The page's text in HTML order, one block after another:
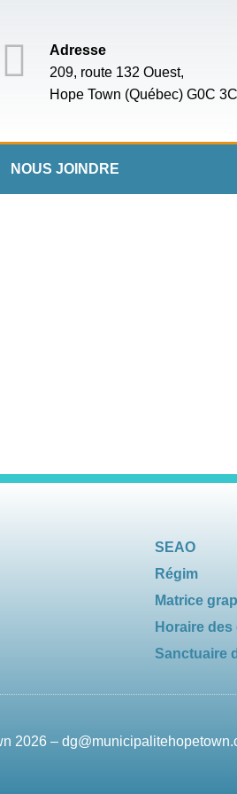
Adresse
209, route 132 Ouest,
Hope Town (Québec) G0C
NOUS JOINDRE
SEAO
Régim
Matrice
Horaire
Sanctuaire
2026 –